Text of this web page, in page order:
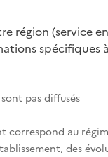
région (service
spécifiques
pas diffusés
correspond au
des